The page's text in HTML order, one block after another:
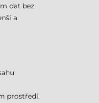
dat bez
a
prostředí.